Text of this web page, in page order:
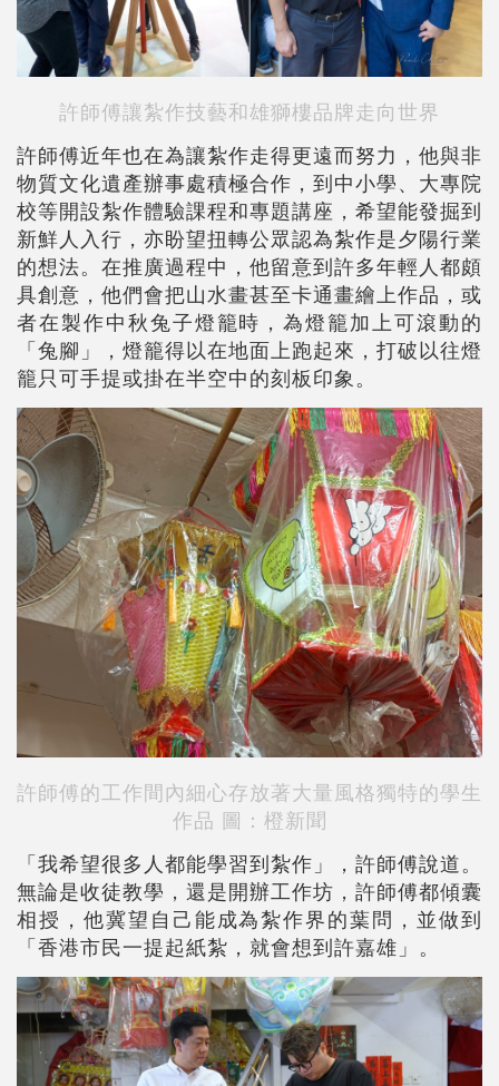
許師傅讓紮作技藝和雄獅樓品牌走向世界
許師傅近年也在為讓紮作走得更遠而努力，他與非
物質文化遺產辦事處積極合作，到中小學、大專院
校等開設紮作體驗課程和專題講座，希望能發掘到
新鮮人入行，亦盼望扭轉公眾認為紮作是夕陽行業
的想法。在推廣過程中，他留意到許多年輕人都頗
具創意，他們會把山水畫甚至卡通畫繪上作品，或
者在製作中秋兔子燈籠時，為燈籠加上可滾動的
「兔腳」，燈籠得以在地面上跑起來，打破以往燈
籠只可手提或掛在半空中的刻板印象。
許師傅的工作間內細心存放著大量風格獨特的學生
作品 圖：橙新聞
「我希望很多人都能學習到紮作」，許師傅說道。
無論是收徒教學，還是開辦工作坊，許師傅都傾囊
相授，他冀望自己能成為紮作界的葉問，並做到
「香港市民一提起紙紮，就會想到許嘉雄」。